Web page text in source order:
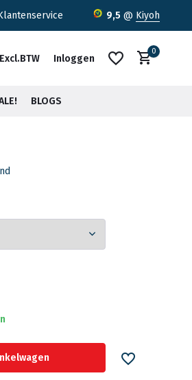
€75,-* 9,5 @ Kiyoh
Excl.BTW Inloggen
0
BLOGS